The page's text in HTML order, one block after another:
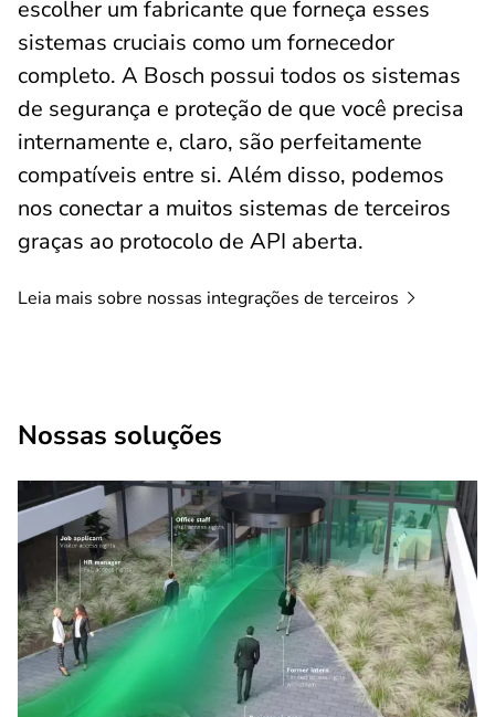
escolher um fabricante que forneça esses
sistemas cruciais como um fornecedor
completo. A Bosch possui todos os sistemas
de segurança e proteção de que você precisa
internamente e, claro, são perfeitamente
compatíveis entre si. Além disso, podemos
nos conectar a muitos sistemas de terceiros
graças ao protocolo de API aberta.
Leia mais sobre nossas integrações de terceiros
Nossas soluções